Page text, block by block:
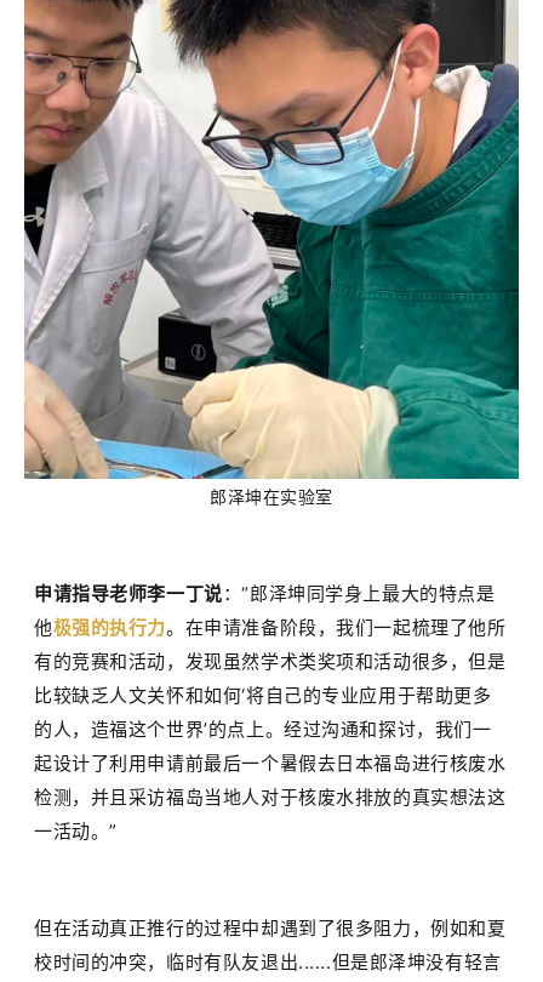
郎泽坤在实验室
申请指导老师李一丁说：“郎泽坤同学身上最大的特点是
他极强的执行力。在申请准备阶段，我们一起梳理了他所
有的竞赛和活动，发现虽然学术类奖项和活动很多，但是
比较缺乏人文关怀和如何‘将自己的专业应用于帮助更多
的人，造福这个世界’的点上。经过沟通和探讨，我们一
起设计了利用申请前最后一个暑假去日本福岛进行核废水
检测，并且采访福岛当地人对于核废水排放的真实想法这
一活动。”
但在活动真正推行的过程中却遇到了很多阻力，例如和夏
校时间的冲突，临时有队友退出......但是郎泽坤没有轻言